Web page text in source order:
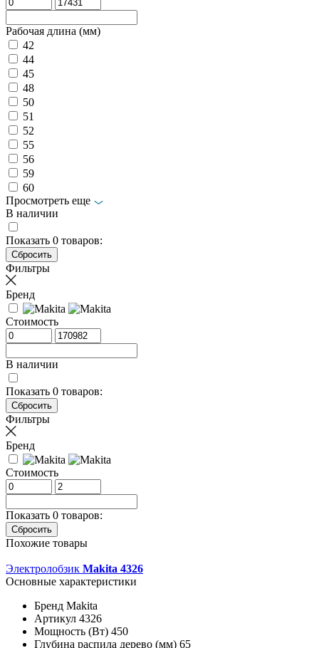
Рабочая длина (мм)
42
44
45
48
50
51
52
55
56
59
60
Просмотреть еще
В наличии
Показать 0 товаров:
Фильтры
Бренд
Стоимость
В наличии
Показать 0 товаров:
Фильтры
Бренд
Стоимость
Показать 0 товаров:
Похожие товары
Электролобзик Makita 4326
Основные характеристики
Бренд Makita
Артикул 4326
Мощность (Вт) 450
Глубина распила дерево (мм) 65